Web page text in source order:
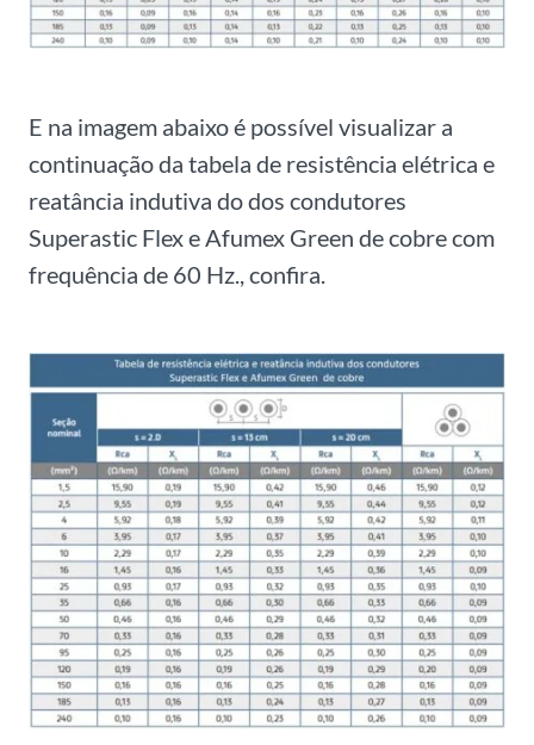
E na imagem abaixo é possível visualizar a
continuação da tabela de resistência elétrica e
reatância indutiva do dos condutores
Superastic Flex e Afumex Green de cobre com
frequência de 60 Hz., confira.